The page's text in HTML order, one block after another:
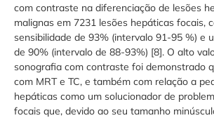
com contraste na diferenciação de lesões
malignas em 7231 lesões hepáticas focais,
sensibilidade de 93% (intervalo 91-95 %) e
de 90% (intervalo de 88-93%) [8]. O alto
sonografia com contraste foi demonstrado
com MRT e TC, e também com relação a
hepáticas como um solucionador de
focais que, devido ao seu tamanho